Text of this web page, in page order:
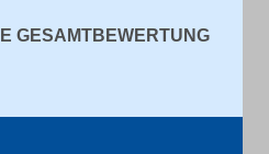
GESAMTBEWERTUNG